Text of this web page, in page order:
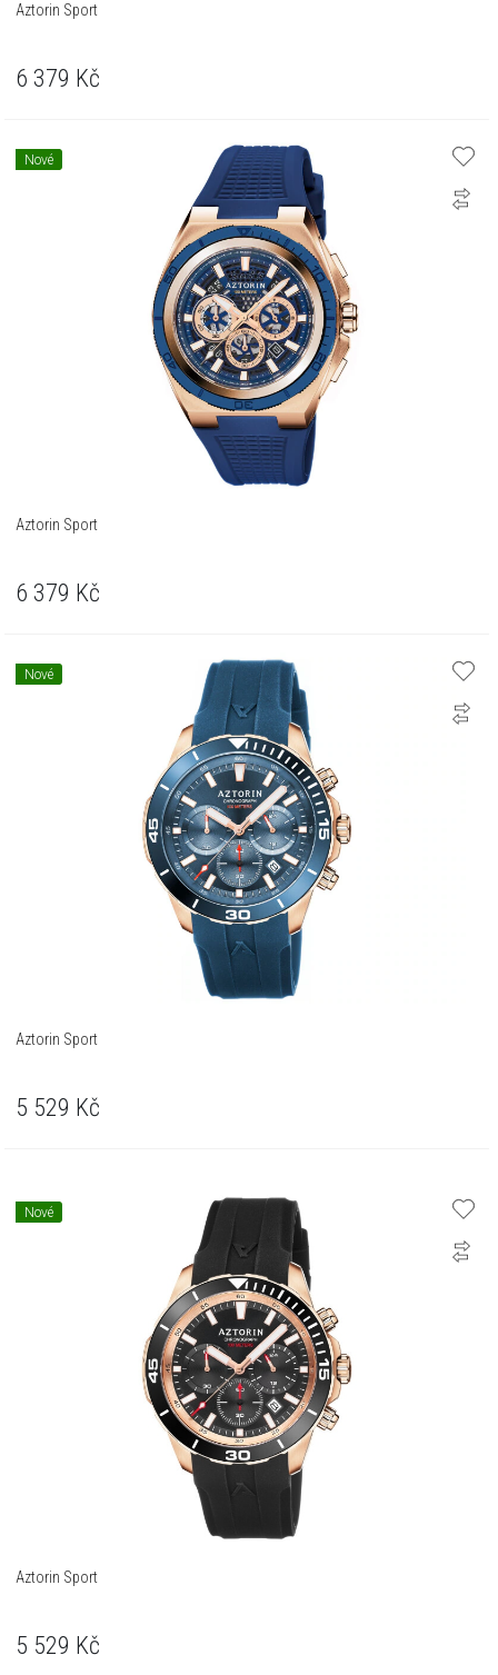
Aztorin Sport
6 379 Kč
Nové
Aztorin Sport
6 379 Kč
Nové
Aztorin Sport
5 529 Kč
Nové
Aztorin Sport
5 529 Kč